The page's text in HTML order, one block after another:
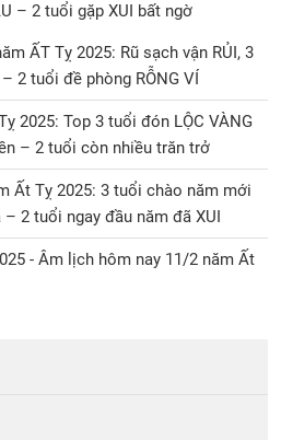
– 2 tuổi gặp XUI bất ngờ
ẤT Tỵ 2025: Rũ sạch vận RỦI, 3
2 tuổi đề phòng RỖNG VÍ
2025: Top 3 tuổi đón LỘC VÀNG
– 2 tuổi còn nhiều trăn trở
Ất Tỵ 2025: 3 tuổi chào năm mới
2 tuổi ngay đầu năm đã XUI
- Âm lịch hôm nay 11/2 năm Ất